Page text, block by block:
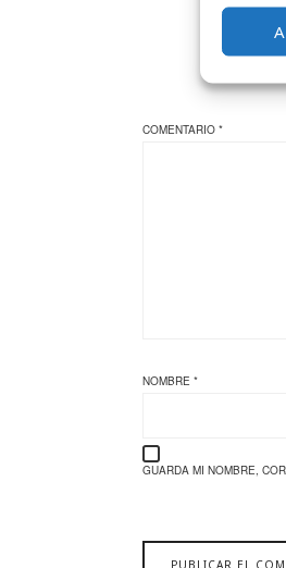
COMENTARIO *
NOMBRE *
GUARDA MI NOMBRE,